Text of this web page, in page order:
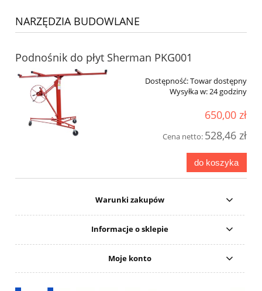
NARZĘDZIA BUDOWLANE
Podnośnik do płyt Sherman PKG001
Dostępność:Towar dostępny
Wysyłka w:24 godziny
650,00 zł
Cena netto: 528,46 zł
do koszyka
Warunki zakupów
Informacje o sklepie
Moje konto